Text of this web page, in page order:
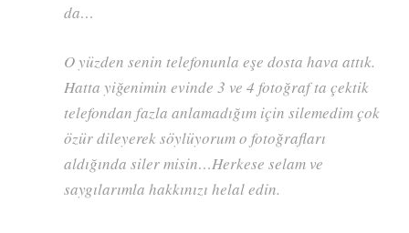
da…
O yüzden senin telefonunla eşe dosta hava attık.
Hatta yiğenimin evinde 3 ve 4 fotoğraf ta çektik
telefondan fazla anlamadığım için silemedim çok
özür dileyerek söylüyorum o fotoğrafları
aldığında siler misin…Herkese selam ve
saygılarımla hakkınızı helal edin.